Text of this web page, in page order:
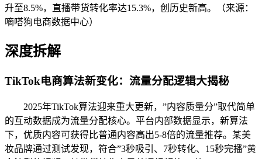
升至8.5%，直播带货转化率达15.3%，创历史新高。（来源：
嘀嗒狗电商数据中心）
深度拆解
TikTok电商算法新变化：流量分配逻辑大揭秘
2025年TikTok算法迎来重大更新，”内容质量分”取代简单
的互动数据成为流量分配核心。平台内部数据显示，新算法
下，优质内容可获得比普通内容高出5-8倍的流量推荐。某美
妆品牌通过测试发现，符合”3秒吸引、7秒转化、15秒完播”黄